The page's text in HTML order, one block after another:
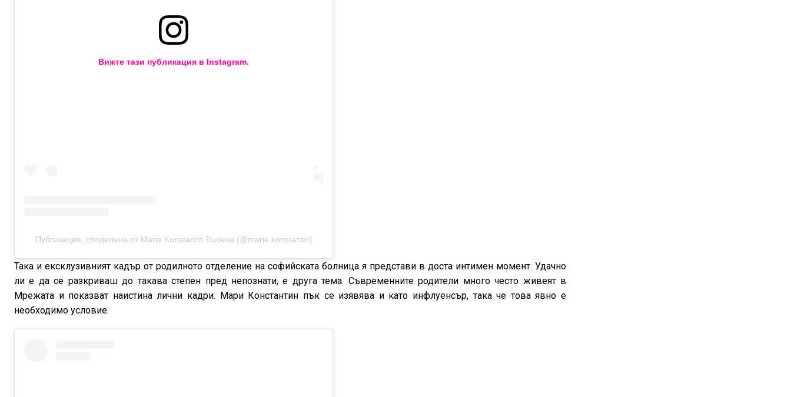
Вижте тази публикация в Instagram.
Публикация, споделена от Marie Konstantin Budeva (@marie.konstantin)
Така и ексклузивният кадър от родилното отделение на софийската болница я представи в доста интимен момент. Удачно
ли е да се разкриваш до такава степен пред непознати, е друга тема. Съвременните родители много често живеят в
Мрежата и показват наистина лични кадри. Мари Константин пък се изявява и като инфлуенсър, така че това явно е
необходимо условие.